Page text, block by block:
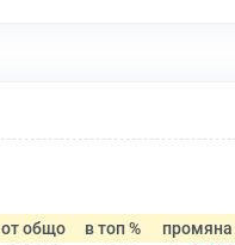
от общо в топ %
промяна